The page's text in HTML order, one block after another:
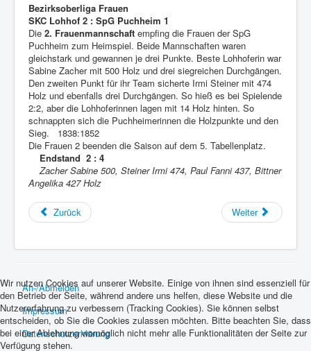
Bezirksoberliga Frauen
SKC Lohhof 2 : SpG Puchheim 1
Die 2. Frauenmannschaft empfing die Frauen der SpG
Puchheim zum Heimspiel. Beide Mannschaften waren
gleichstark und gewannen je drei Punkte. Beste Lohhoferin war
Sabine Zacher mit 500 Holz und drei siegreichen Durchgängen.
Den zweiten Punkt für ihr Team sicherte Irmi Steiner mit 474
Holz und ebenfalls drei Durchgängen. So hieß es bei Spielende
2:2, aber die Lohhoferinnen lagen mit 14 Holz hinten. So
schnappten sich die Puchheimerinnen die Holzpunkte und den
Sieg. 1838:1852
Die Frauen 2 beenden die Saison auf dem 5. Tabellenplatz.
Endstand 2 : 4
Zacher Sabine 500, Steiner Irmi 474, Paul Fanni 437, Bittner
Angelika 427 Holz
Zurück Weiter
An-/Abmelden
Impressum
Datenschutzerklärung
Wir nutzen Cookies auf unserer Website. Einige von ihnen sind essenziell für
den Betrieb der Seite, während andere uns helfen, diese Website und die
Nutzererfahrung zu verbessern (Tracking Cookies). Sie können selbst
entscheiden, ob Sie die Cookies zulassen möchten. Bitte beachten Sie, dass
bei einer Ablehnung womöglich nicht mehr alle Funktionalitäten der Seite zur
Verfügung stehen.